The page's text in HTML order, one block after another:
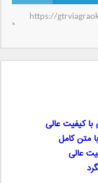
کیفیت عالی
متن کامل
عالی